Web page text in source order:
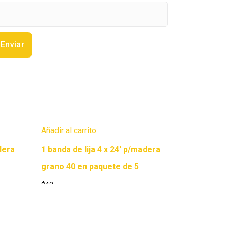
Añadir al carrito
1 banda de lija 4 x 24′ p/madera
grano 40 en paquete de 5
$42